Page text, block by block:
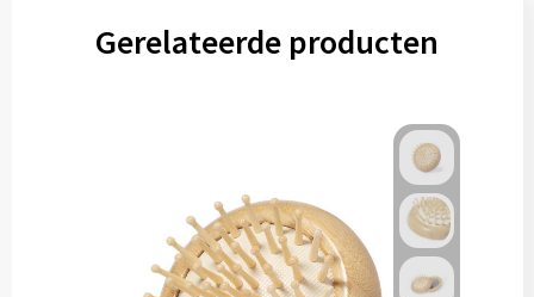
Gerelateerde producten